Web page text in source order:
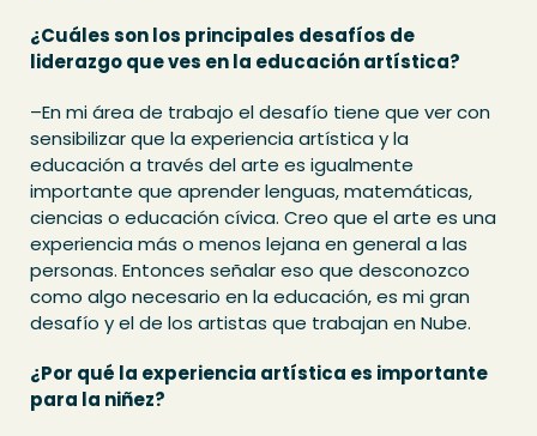
¿Cuáles son los principales desafíos de
liderazgo que ves en la educación artística?
–En mi área de trabajo el desafío tiene que ver con
sensibilizar que la experiencia artística y la
educación a través del arte es igualmente
importante que aprender lenguas, matemáticas,
ciencias o educación cívica. Creo que el arte es una
experiencia más o menos lejana en general a las
personas. Entonces señalar eso que desconozco
como algo necesario en la educación, es mi gran
desafío y el de los artistas que trabajan en Nube.
¿Por qué la experiencia artística es importante
para la niñez?